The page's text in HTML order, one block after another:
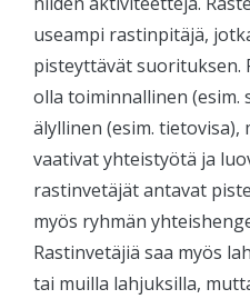
useampi rastinpitäjä,
pisteyttävät suorituksen.
olla toiminnallinen (esim.
älyllinen (esim.
vaativat yhteistyötä ja
rastinvetäjät antavat
myös ryhmän
Rastinvetäjiä saa myös
tai muilla lahjuksilla,